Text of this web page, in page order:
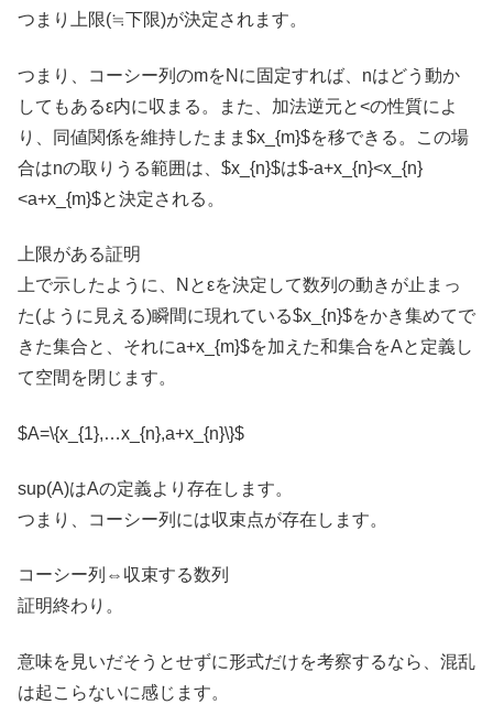
つまり上限(≒下限)が決定されます。
つまり、コーシー列のmをNに固定すれば、nはどう動か
してもあるε内に収まる。また、加法逆元と<の性質によ
り、同値関係を維持したまま$x_{m}$を移できる。この場
合はnの取りうる範囲は、$x_{n}$は$-a+x_{n}<x_{n}
<a+x_{m}$と決定される。
上限がある証明
上で示したように、Nとεを決定して数列の動きが止まっ
た(ように見える)瞬間に現れている$x_{n}$をかき集めてで
きた集合と、それにa+x_{m}$を加えた和集合をAと定義し
て空間を閉じます。
$A=\{x_{1},…x_{n},a+x_{n}\}$
sup(A)はAの定義より存在します。
つまり、コーシー列には収束点が存在します。
コーシー列⇔収束する数列
証明終わり。
意味を見いだそうとせずに形式だけを考察するなら、混乱
は起こらないに感じます。